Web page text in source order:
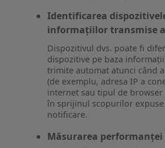
Identificarea
informațiilor transmise
Dispozitivul dvs. poate fi
dispozitive pe baza
trimite automat atunci când
(de exemplu, adresa IP a
internet sau tipul de
în sprijinul scopurilor expuse
notificare.
Măsurarea